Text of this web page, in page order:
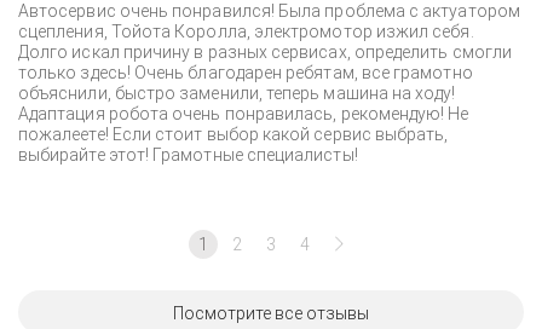
Автосервис очень понравился! Была проблема с актуатором
сцепления, Тойота Королла, электромотор изжил себя.
Долго искал причину в разных сервисах, определить смогли
только здесь! Очень благодарен ребятам, все грамотно
объяснили, быстро заменили, теперь машина на ходу!
Адаптация робота очень понравилась, рекомендую! Не
пожалеете! Если стоит выбор какой сервис выбрать,
выбирайте этот! Грамотные специалисты!
1 2 3 4
Посмотрите все отзывы